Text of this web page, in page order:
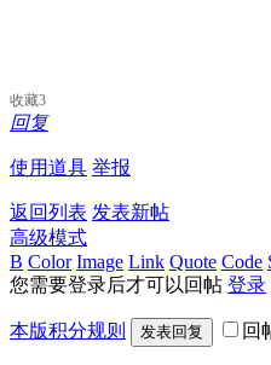
收藏3
回复
使用道具 举报
返回列表 发表新帖
高级模式
B Color Image Link Quote Code
您需要登录后才可以回帖 登录
本版积分规则 发表回复 回